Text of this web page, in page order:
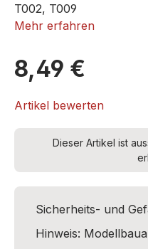
T002, T009
Mehr erfahren
8,49 €
Artikel bewerten
Dieser Artikel ist
Sicherheits- und
Hinweis: